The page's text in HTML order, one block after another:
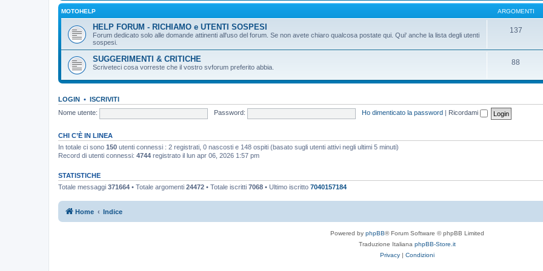
MOTOHELP ARGOMENTI
HELP FORUM - RICHIAMO e UTENTI SOSPESI
Forum dedicato solo alle domande attinenti all'uso del forum. Se non avete chiaro qualcosa postate qui. Qui' anche la lista degli utenti
sospesi.
137
SUGGERIMENTI & CRITICHE
Scriveteci cosa vorreste che il vostro svforum preferito abbia.
88
LOGIN • ISCRIVITI
Nome utente:
Password: Ho dimenticato la password Ricordami
CHI C’È IN LINEA
In totale ci sono 150 utenti connessi : 2 registrati, 0 nascosti e 148 ospiti (basato sugli utenti attivi negli ultimi 5 minuti)
Record di utenti connessi: 4744 registrato il lun apr 06, 2026 1:57 pm
STATISTICHE
Totale messaggi 371664 • Totale argomenti 24472 • Totale iscritti 7068 • Ultimo iscritto 7040157184
Home Indice
Powered by phpBB® Forum Software © phpBB Limited
Traduzione Italiana phpBB-Store.it
Privacy | Condizioni